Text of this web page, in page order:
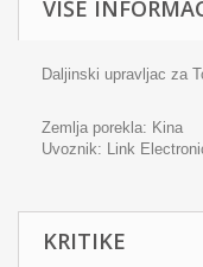
VIŠE
Daljinski upravljac za
Zemlja porekla: Kina
Uvoznik: Link
KRITIKE